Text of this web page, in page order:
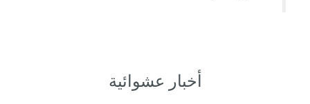
أخبار عشوائية